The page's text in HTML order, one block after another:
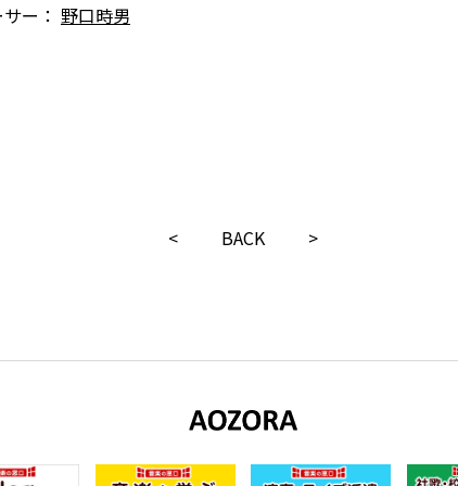
ー： 野口時男
< BACK >